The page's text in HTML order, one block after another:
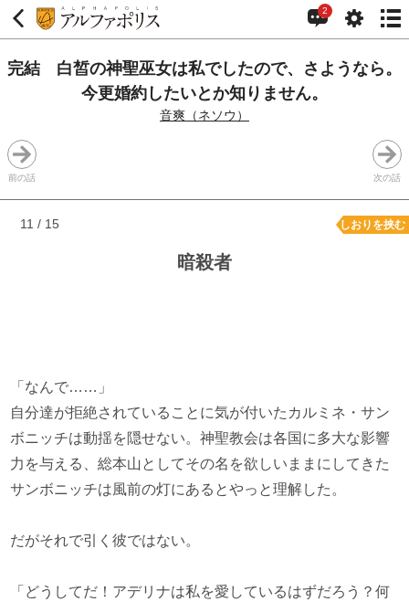
2
完結 白皙の神聖巫女は私でしたので、さようなら。
今更婚約したいとか知りません。
音爽（ネソウ）
前の話 次の話
11 / 15 しおりを挟む
暗殺者
「なんで……」
自分達が拒絶されていることに気が付いたカルミネ・サン
ボニッチは動揺を隠せない。神聖教会は各国に多大な影響
力を与える、総本山としてその名を欲しいままにしてきた
サンボニッチは風前の灯にあるとやっと理解した。
だがそれで引く彼ではない。
「どうしてだ！アデリナは私を愛しているはずだろう？何